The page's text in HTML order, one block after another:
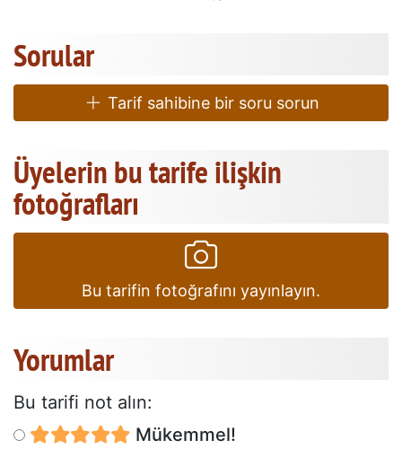
Sorular
Tarif sahibine bir soru sorun
Üyelerin bu tarife ilişkin
fotoğrafları
Bu tarifin fotoğrafını yayınlayın.
Yorumlar
Bu tarifi not alın:
Mükemmel!